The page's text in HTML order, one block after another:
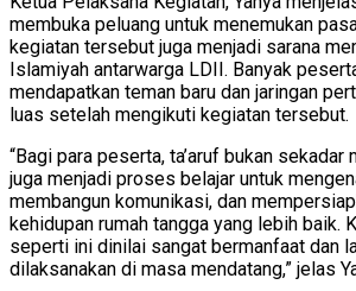
membuka peluang untuk menemukan
kegiatan tersebut juga menjadi sarana
Islamiyah antarwarga LDII. Banyak
mendapatkan teman baru dan jaringan
luas setelah mengikuti kegiatan tersebut.
“Bagi para peserta, ta’aruf bukan
juga menjadi proses belajar untuk
membangun komunikasi, dan
kehidupan rumah tangga yang lebih baik.
seperti ini dinilai sangat bermanfaat dan
dilaksanakan di masa mendatang,” jelas